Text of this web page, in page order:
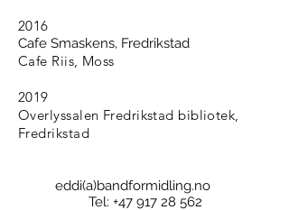
2016
Cafe Smaskens, Fredrikstad
Cafe Riis, Moss
2019
Overlyssalen Fredrikstad bibliotek,
Fredrikstad
eddi(a)bandformidling.no
Tel: +47 917 28 562